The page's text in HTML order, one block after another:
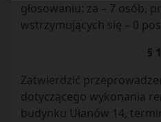
głosowaniu: za – 7 osób,
wstrzymujących się – 0
§ 1
Zatwierdzić
dotyczącego wykonania
budynku Ułanów 14,